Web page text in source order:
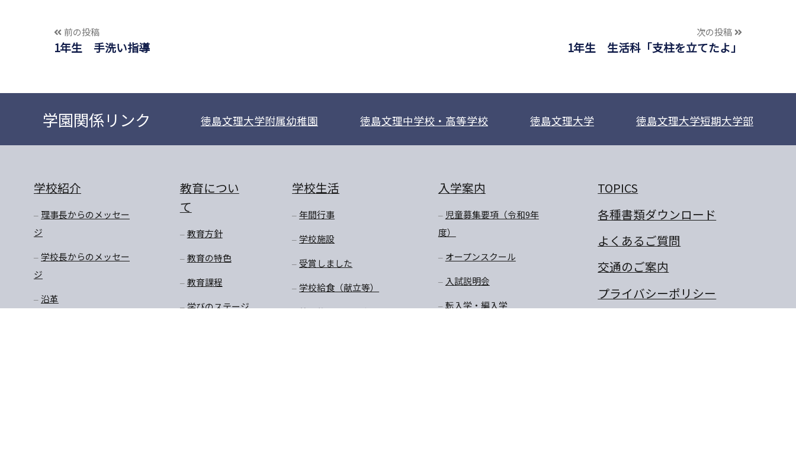
次の投稿
1年生 生活科「支柱を立てたよ」
前の投稿
1年生 手洗い指導
学園関係リンク 徳島文理大学附属幼稚園 徳島文理中学校・高等学校 徳島文理大学 徳島文理大学短期大学部
学校紹介
理事長からのメッセー
ジ
学校長からのメッセー
ジ
沿革
教育につい
て
教育方針
教育の特色
教育課程
学びのステージ
学校生活
年間行事
学校施設
受賞しました
学校給食（献立等）
放課後預かり教室
入学案内
児童募集要項（令和9年
度）
オープンスクール
入試説明会
転入学・編入学
TOPICS
各種書類ダウンロード
よくあるご質問
交通のご案内
プライバシーポリシー